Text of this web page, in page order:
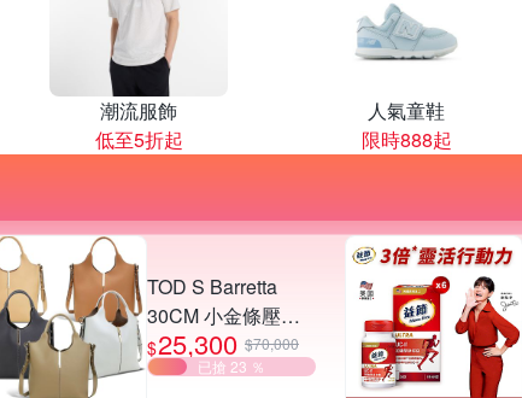
潮流服飾
低至5折起
人氣童鞋
限時888起
TOD S Barretta
30CM 小金條壓紋
牛皮手提/肩背托特
包-多色可選
$25,300 $70,000
已搶 23 ％